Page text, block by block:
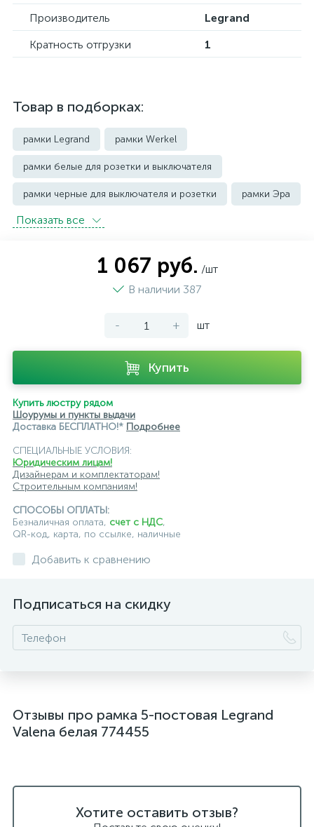
Производитель
Legrand
Кратность отгрузки
1
Товар в подборках:
рамки Legrand рамки Werkel
рамки белые для розетки и выключателя
рамки черные для выключателя и розетки рамки Эра
Показать всe
1 067 руб. /шт
В наличии 387
- + шт
Купить
Купить люстру рядом
Шоурумы и пункты выдачи
Доставка БЕСПЛАТНО!* Подробнее
СПЕЦИАЛЬНЫЕ УСЛОВИЯ:
Юридическим лицам!
Дизайнерам и комплектаторам!
Строительным компаниям!
СПОСОБЫ ОПЛАТЫ:
Безналичная оплата, счет с НДС,
QR-код, карта, по ссылке, наличные
Добавить к сравнению
Подписаться на скидку
Отзывы про рамка 5-постовая Legrand
Valena белая 774455
Хотите оставить отзыв?